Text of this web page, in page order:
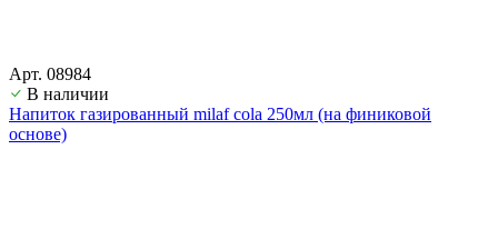
Арт. 08984
В наличии
Напиток газированный milaf cola 250мл (на финиковой
основе)